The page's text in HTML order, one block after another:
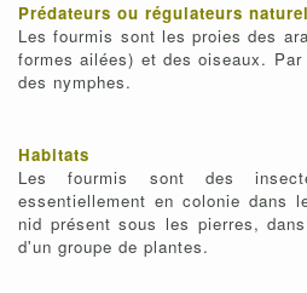
Prédateurs ou régulateurs
Les fourmis sont les proies des
formes ailées) et des oiseaux.
des nymphes.
Habitats
Les fourmis sont des
essentiellement en colonie dans
nid présent sous les pierres,
d'un groupe de plantes.